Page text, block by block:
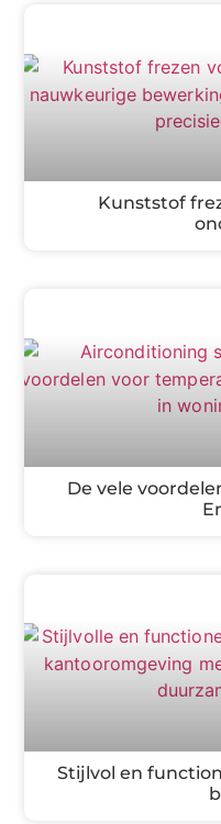
Kunststof
De vele
Stijlvol en